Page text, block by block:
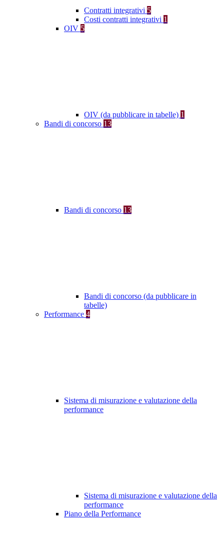
Contratti integrativi 5
Costi contratti integrativi 1
OIV 5
OIV (da pubblicare in tabelle) 1
Bandi di concorso 13
Bandi di concorso 13
Bandi di concorso (da pubblicare in
tabelle)
Performance 4
Sistema di misurazione e valutazione della
performance
Sistema di misurazione e valutazione della
performance
Piano della Performance